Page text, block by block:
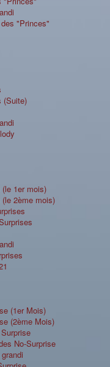
"Princes"
(Suite)
1er mois)
2ème mois)
(1er Mois)
(2ème Mois)
No-Surprise